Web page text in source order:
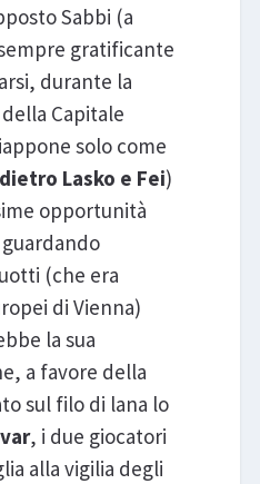
Sabbi (a
gratificante
durante la
Capitale
solo come
dietro Lasko e Fei)
opportunità
(che era
di Vienna)
la sua
a favore della
sul filo di lana lo
, i due giocatori
alla vigilia degli